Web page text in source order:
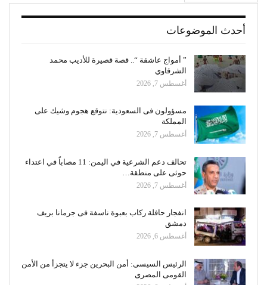
أحدث الموضوعات
” أمواج عاشقة “.. قصة قصيرة للأديب محمد
الشرقاوي
أغسطس 7, 2026
مسؤولون فى السعودية: نتوقع هجوم وشيك على
المملكة
أغسطس 7, 2026
تحالف دعم الشرعية في اليمن: 11 مصاباً في اعتداء
حوثى على منطقة…
أغسطس 7, 2026
انفجار حافلة ركاب بعبوة ناسفة فى جرمانا بريف
دمشق
أغسطس 6, 2026
الرئيس السيسى: أمن البحرين جزء لا يتجزأ من الأمن
القومى المصرى